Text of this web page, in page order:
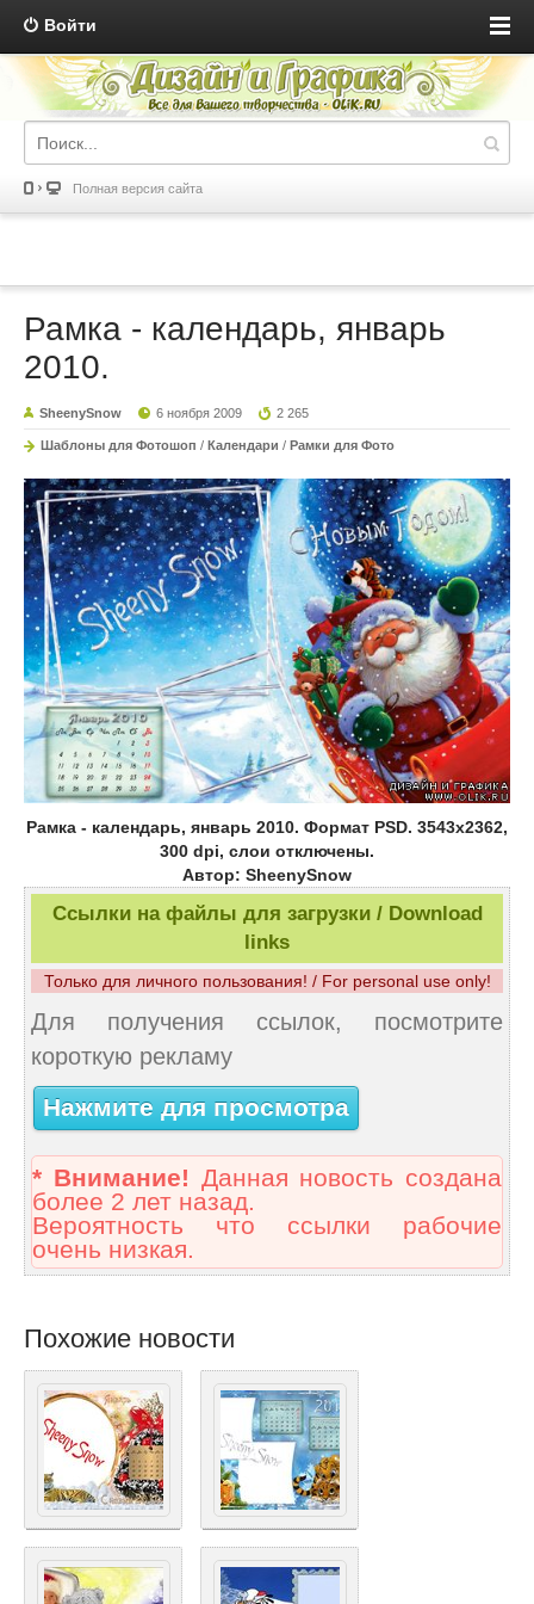
Войти
Полная версия сайта
Рамка - календарь, январь
2010.
SheenySnow 6 ноября 2009 2 265
Шаблоны для Фотошоп / Календари / Рамки для Фото
Рамка - календарь, январь 2010. Формат PSD. 3543x2362,
300 dpi, слои отключены.
Автор: SheenySnow
Ссылки на файлы для загрузки / Download
links
Только для личного пользования! / For personal use only!
Для получения ссылок, посмотрите
короткую рекламу
Нажмите для просмотра
* Внимание! Данная новость создана
более 2 лет назад.
Вероятность что ссылки рабочие
очень низкая.
Похожие новости